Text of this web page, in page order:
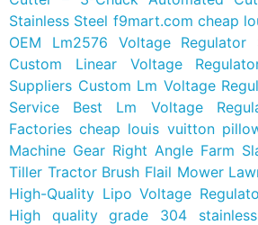
Stainless Steel f9mart.com cheap
OEM Lm2576 Voltage Regulator
Custom Linear Voltage
Suppliers Custom Lm Voltage
Service
Best Lm Voltage
Factories cheap louis vuitton
Machine Gear Right Angle Farm
Tiller Tractor Brush Flail Mower
High-Quality Lipo Voltage
High quality grade 304